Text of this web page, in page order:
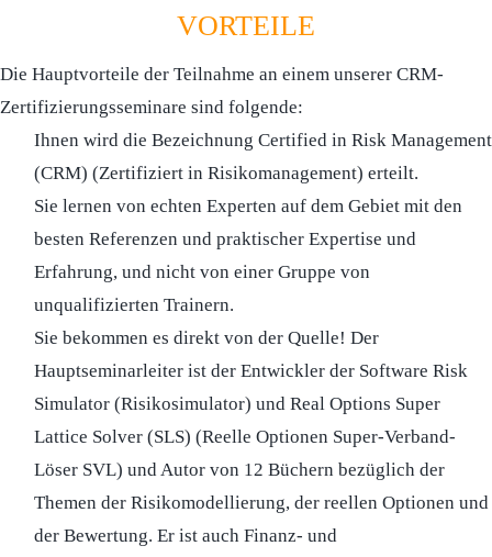
VORTEILE
Die Hauptvorteile der Teilnahme an einem unserer CRM-
Zertifizierungsseminare sind folgende:
Ihnen wird die Bezeichnung Certified in Risk Management
(CRM) (Zertifiziert in Risikomanagement) erteilt.
Sie lernen von echten Experten auf dem Gebiet mit den
besten Referenzen und praktischer Expertise und
Erfahrung, und nicht von einer Gruppe von
unqualifizierten Trainern.
Sie bekommen es direkt von der Quelle! Der
Hauptseminarleiter ist der Entwickler der Software Risk
Simulator (Risikosimulator) und Real Options Super
Lattice Solver (SLS) (Reelle Optionen Super-Verband-
Löser SVL) und Autor von 12 Büchern bezüglich der
Themen der Risikomodellierung, der reellen Optionen und
der Bewertung. Er ist auch Finanz- und